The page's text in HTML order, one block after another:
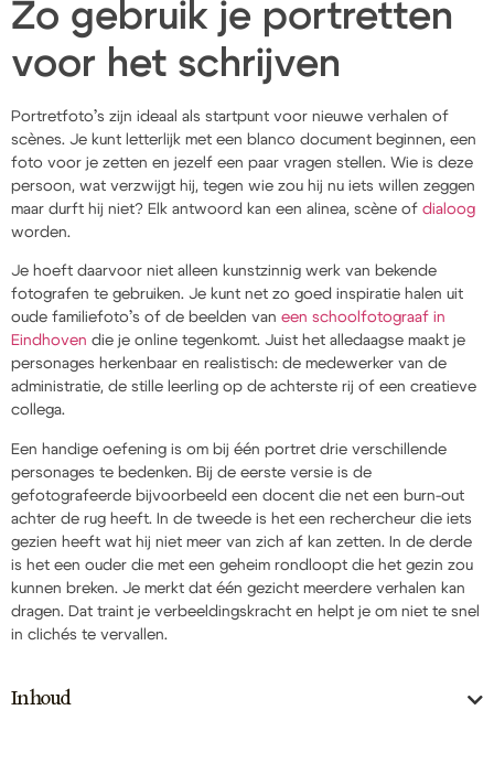
Zo gebruik je portretten
voor het schrijven
Portretfoto’s zijn ideaal als startpunt voor nieuwe verhalen of
scènes. Je kunt letterlijk met een blanco document beginnen, een
foto voor je zetten en jezelf een paar vragen stellen. Wie is deze
persoon, wat verzwijgt hij, tegen wie zou hij nu iets willen zeggen
maar durft hij niet? Elk antwoord kan een alinea, scène of dialoog
worden.
Je hoeft daarvoor niet alleen kunstzinnig werk van bekende
fotografen te gebruiken. Je kunt net zo goed inspiratie halen uit
oude familiefoto’s of de beelden van een schoolfotograaf in
Eindhoven die je online tegenkomt. Juist het alledaagse maakt je
personages herkenbaar en realistisch: de medewerker van de
administratie, de stille leerling op de achterste rij of een creatieve
collega.
Een handige oefening is om bij één portret drie verschillende
personages te bedenken. Bij de eerste versie is de
gefotografeerde bijvoorbeeld een docent die net een burn-out
achter de rug heeft. In de tweede is het een rechercheur die iets
gezien heeft wat hij niet meer van zich af kan zetten. In de derde
is het een ouder die met een geheim rondloopt die het gezin zou
kunnen breken. Je merkt dat één gezicht meerdere verhalen kan
dragen. Dat traint je verbeeldingskracht en helpt je om niet te snel
in clichés te vervallen.
Inhoud